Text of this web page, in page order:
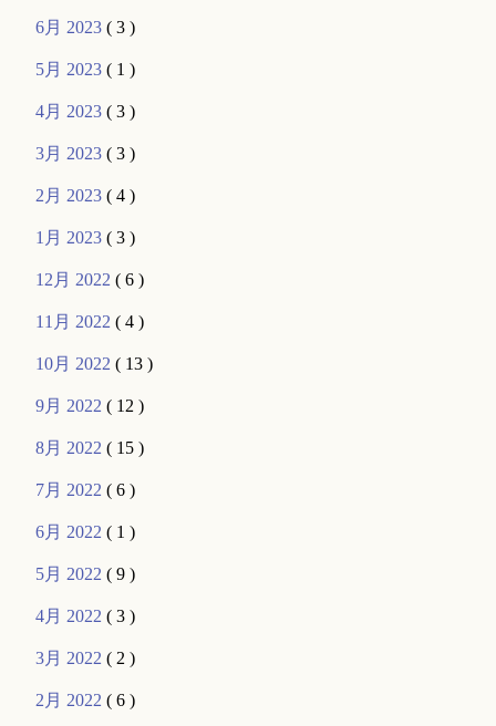
6月 2023( 3 )
5月 2023( 1 )
4月 2023( 3 )
3月 2023( 3 )
2月 2023( 4 )
1月 2023( 3 )
12月 2022( 6 )
11月 2022( 4 )
10月 2022( 13 )
9月 2022( 12 )
8月 2022( 15 )
7月 2022( 6 )
6月 2022( 1 )
5月 2022( 9 )
4月 2022( 3 )
3月 2022( 2 )
2月 2022( 6 )